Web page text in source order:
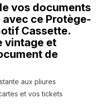
vos documents
avec ce Protège-
Cassette.
vintage et
de
aux pliures
et vos tickets